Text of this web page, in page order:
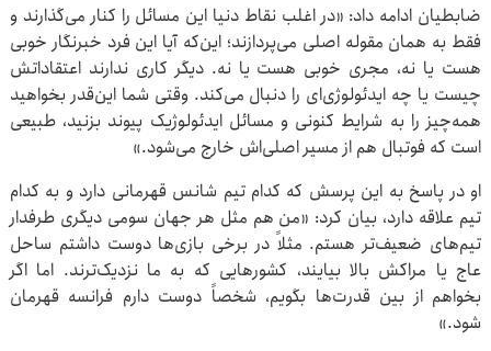
ضابطیان ادامه داد: «در اغلب نقاط دنیا این مسائل را کنار می‌گذارند و
فقط به همان مقوله اصلی می‌پردازند؛ این‌که آیا این فرد خبرنگار خوبی
هست یا نه، مجری خوبی هست یا نه. دیگر کاری ندارند اعتقاداتش
چیست یا چه ایدئولوژی‌ای را دنبال می‌کند. وقتی شما این‌قدر بخواهید
همه‌چیز را به شرایط کنونی و مسائل ایدئولوژیک پیوند بزنید، طبیعی
است که فوتبال هم از مسیر اصلی‌اش خارج می‌شود.»
او در پاسخ به این پرسش که کدام تیم شانس قهرمانی دارد و به کدام
تیم علاقه دارد، بیان کرد: «من هم مثل هر جهان سومی دیگری طرفدار
تیم‌های ضعیف‌تر هستم. مثلاً در برخی بازی‌ها دوست داشتم ساحل
عاج یا مراکش بالا بیایند، کشورهایی که به ما نزدیک‌ترند. اما اگر
بخواهم از بین قدرت‌ها بگویم، شخصاً دوست دارم فرانسه قهرمان
شود.»